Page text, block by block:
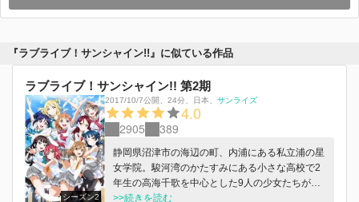
『ラブライブ！サンシャイン!!』に似ている作品
ラブライブ！サンシャイン!! 第2期
シーズン2
2017/10/7公開 24分 日本 サンライズ
4.0
2905 389
静岡県沼津市の海辺の町、内浦にある私立浦の星
女学院。駿河湾のかたすみにある小さな高校で2
年生の高海千歌を中心とした9人の少女たちが、
大きな夢を抱いて立ち上がる。それは、キラキラ
>>続きを読む